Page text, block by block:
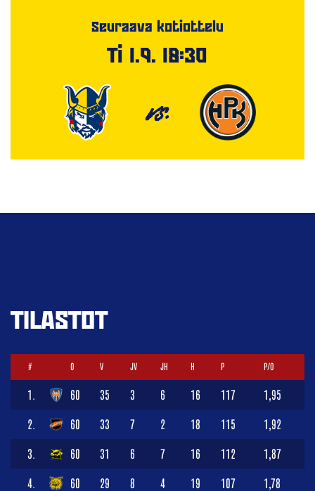
Seuraava kotiottelu
Ti 1.9. 18:30
VS.
TILASTOT
# O V JV JH H P P/O
1. 60 35 3 6 16 117 1,95
2. 60 33 7 2 18 115 1,92
3. 60 31 6 7 16 112 1,87
4. 60 29 8 4 19 107 1,78